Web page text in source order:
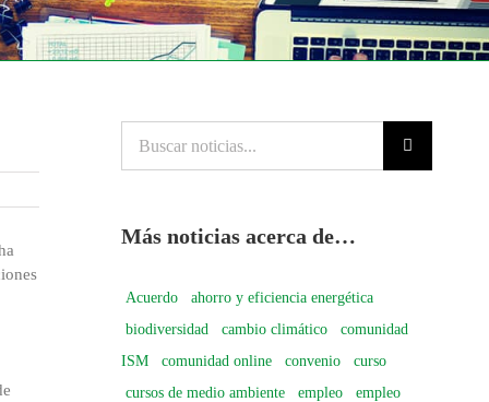
noticias...
Más noticias acerca de…
Acuerdo
ahorro y eficiencia energética
biodiversidad
cambio climático
comunidad
ISM
comunidad online convenio
curso
cursos de medio ambiente
empleo
empleo